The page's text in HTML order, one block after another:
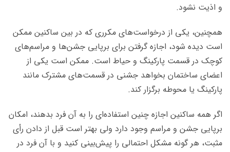
و اذیت نشود.
همچنین، یکی از درخواست‌های مکرری که در بین ساکنین ممکن
است دیده شود، اجازه گرفتن برای برپایی جشن‌ها و مراسم‌های
کوچک در قسمت پارکینگ و حیاط است. ممکن است یکی از
اعضای ساختمان بخواهد جشنی در قسمت‌های مشترک مانند
پارکینگ یا محوطه برگزار کند.
اگر همه ساکنین اجازه چنین استفاده‌ای را به آن فرد بدهند، امکان
برپایی جشن و مراسم وجود دارد ولی بهتر است قبل از دادن رأی
مثبت، هر گونه مشکل احتمالی را پیش‌بینی کنید و با آن فرد در